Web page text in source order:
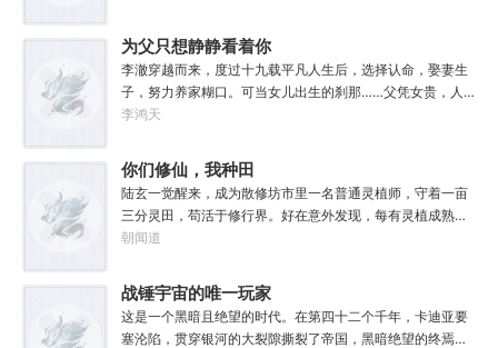
为父只想静静看着你
长生
李澈穿越而来，度过十九载平凡人生后，选择认命，娶妻生
子，努力养家糊口。可当女儿出生的刹那……父凭女贵，人
生不再平凡。……女儿平安出生，你获得道果【仙工】女儿
无灾，获得道果【无垢心】女儿三岁，活泼机灵，获得道果
【棋圣】女儿四岁、五岁、六岁…………李澈发现，女儿每长
大一岁，他便可凝聚出一颗道果，加持己身。从此以后，李
澈有了一个朴实无华的愿望。一岁一道果，默默守长生。为
父只想……从老婆孩子热炕头开始，心平气和的守护女儿长
间。
李鸿天
你们修仙，我种田
陆玄一觉醒来，成为散修坊市里一名普通灵植师，守着一亩
三分灵田，苟活于修行界。好在意外发现，每有灵植成熟，
自己便能得到额外奖励。收获剑草一株，获得剑丸一枚。收
焰丹丹方一张。……从此，他便安分守住自家灵田，坐看修
行界风起云涌，沧海桑田。“什么切磋斗法，秘境探索，寻仙
缘，得法宝……通通与我无关！”“我只想安安静静的种田。”
朝闻道
战锤宇宙的唯一玩家
这是一个黑暗且绝望的时代。在第四十二个千年，卡迪亚要
塞沦陷，贯穿银河的大裂隙撕裂了帝国，黑暗绝望的终焉时